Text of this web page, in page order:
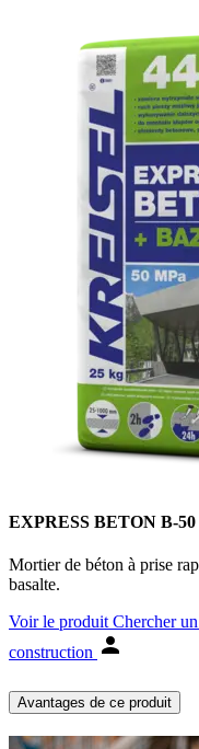
EXPRESS BETON B-50
Mortier de béton à prise
basalte.
Voir le produit Chercher
construction
Avantages de ce produit